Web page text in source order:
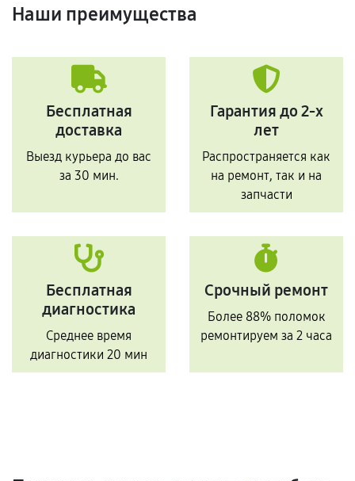
Наши преимущества
Бесплатная
доставка
Выезд курьера до вас
за 30 мин.
Гарантия до 2-х
лет
Распространяется как
на ремонт, так и на
запчасти
Бесплатная
диагностика
Среднее время
диагностики 20 мин
Срочный ремонт
Более 88% поломок
ремонтируем за 2 часа